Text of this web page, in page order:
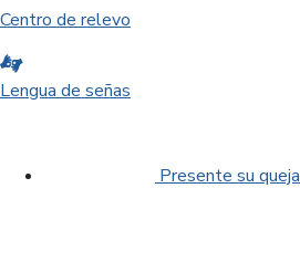
Centro de relevo
Lengua de señas
Presente su queja